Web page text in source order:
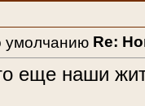
Re:
еще наши